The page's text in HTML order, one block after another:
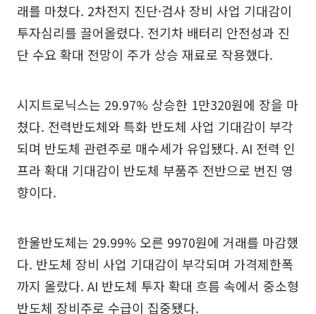
래를 마쳤다. 2차전지 진단·검사 장비 사업 기대감이
투자심리를 끌어올렸다. 전기차 배터리 안전성과 진
단 수요 확대 전망이 주가 상승 재료로 작용했다.
시지트로닉스는 29.97% 상승한 1만320원에 장을 마
쳤다. 전력반도체와 특화 반도체 사업 기대감이 부각
되며 반도체 관련주로 매수세가 유입됐다. AI 전력 인
프라 확대 기대감이 반도체 부품주 전반으로 번진 영
향이다.
한울반도체는 29.99% 오른 9970원에 거래를 마감했
다. 반도체 장비 사업 기대감이 부각되며 가격제한폭
까지 올랐다. AI 반도체 투자 확대 흐름 속에서 중소형
반도체 장비주로 수급이 집중됐다.